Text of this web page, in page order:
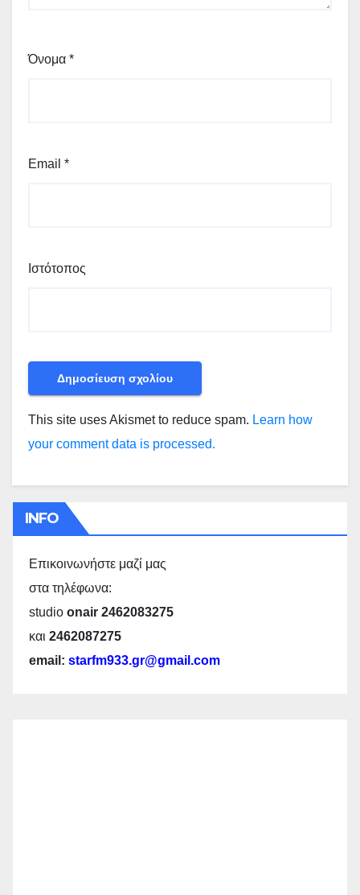
Όνομα *
Email *
Ιστότοπος
This site uses Akismet to reduce spam. Learn how
your comment data is processed.
INFO
Επικοινωνήστε μαζί μας
στα τηλέφωνα:
studio onair 2462083275
και 2462087275
email: starfm933.gr@gmail.com